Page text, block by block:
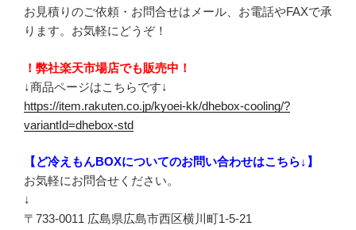
お見積りのご依頼・お問合せはメール、お電話やFAXで承
ります。お気軽にどうぞ！
！弊社楽天市場店でも販売中！
↓商品ページはこちらです↓
https://item.rakuten.co.jp/kyoei-kk/dhebox-cooling/?
variantId=dhebox-std
【ど冷えもんBOXについてのお問い合わせはこちら↓】
お気軽にお問合せください。
↓
〒733-0011 広島県広島市西区横川町1-5-21